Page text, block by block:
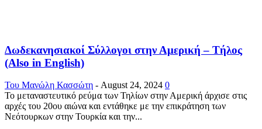
Δωδεκανησιακοί Σύλλογοι στην Αμερική – Τήλος
(Also in English)
Του Μανώλη Κασσώτη - August 24, 2024 0
Το μεταναστευτικό ρεύμα των Τηλίων στην Αμερική άρχισε στις
αρχές του 20ου αιώνα και εντάθηκε με την επικράτηση των
Νεότουρκων στην Τουρκία και την...